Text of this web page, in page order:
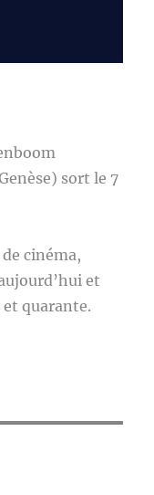
sort le 7
cinéma,
et
et quarante.